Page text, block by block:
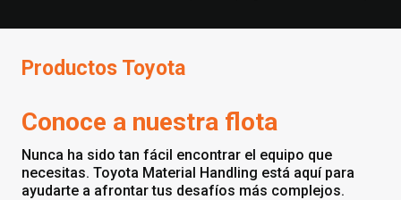
Productos Toyota
Conoce a nuestra flota
Nunca ha sido tan fácil encontrar el equipo que
necesitas. Toyota Material Handling está aquí para
ayudarte a afrontar tus desafíos más complejos.